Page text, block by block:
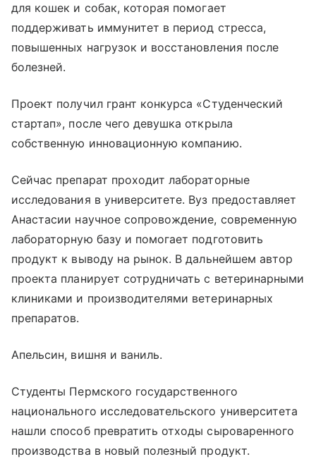
для кошек и собак, которая помогает
поддерживать иммунитет в период стресса,
повышенных нагрузок и восстановления после
болезней.
Проект получил грант конкурса «Студенческий
стартап», после чего девушка открыла
собственную инновационную компанию.
Сейчас препарат проходит лабораторные
исследования в университете. Вуз предоставляет
Анастасии научное сопровождение, современную
лабораторную базу и помогает подготовить
продукт к выводу на рынок. В дальнейшем автор
проекта планирует сотрудничать с ветеринарными
клиниками и производителями ветеринарных
препаратов.
Апельсин, вишня и ваниль.
Студенты Пермского государственного
национального исследовательского университета
нашли способ превратить отходы сыроваренного
производства в новый полезный продукт.